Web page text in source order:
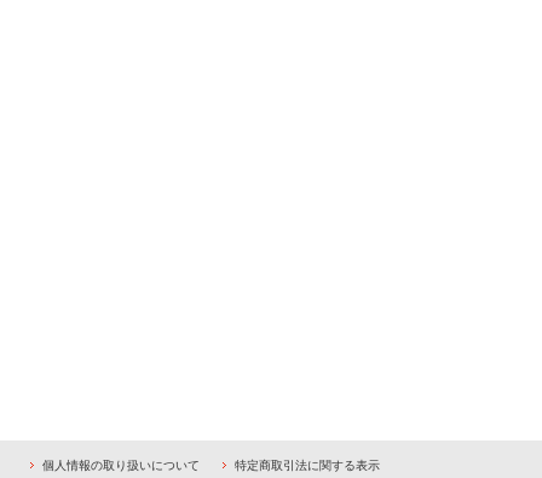
個人情報の取り扱いについて 特定商取引法に関する表示